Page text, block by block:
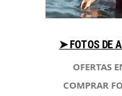
OFERTAS
COMPRAR